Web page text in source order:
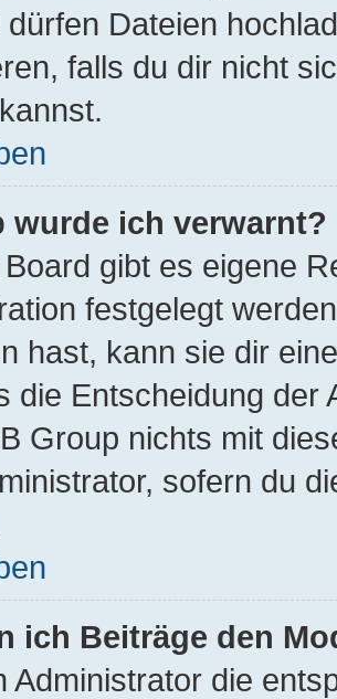
Dateien
falls du dir nicht
wurde ich verwarnt?
gibt es eigene
festgelegt
hast, kann sie dir
die Entscheidung der
Group nichts mit
sofern du
ich Beiträge den
Administrator die